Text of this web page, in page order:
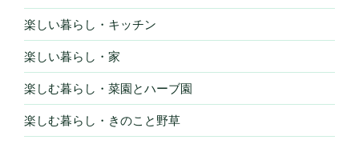
楽しい暮らし・キッチン
楽しい暮らし・家
楽しむ暮らし・菜園とハーブ園
楽しむ暮らし・きのこと野草